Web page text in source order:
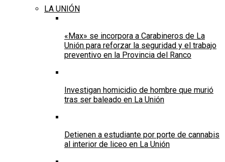
LA UNIÓN
«Max» se incorpora a Carabineros de La
Unión para reforzar la seguridad y el trabajo
preventivo en la Provincia del Ranco
Investigan homicidio de hombre que murió
tras ser baleado en La Unión
Detienen a estudiante por porte de cannabis
al interior de liceo en La Unión